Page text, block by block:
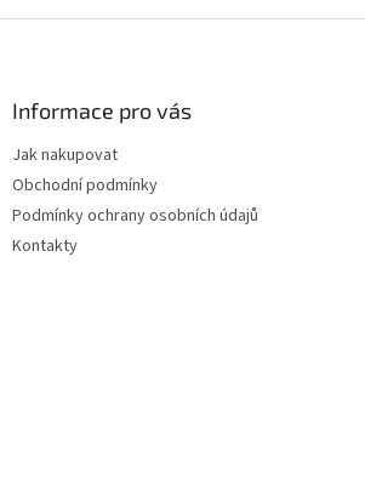
í
Informace pro vás
Jak nakupovat
Obchodní podmínky
Podmínky ochrany osobních údajů
Kontakty